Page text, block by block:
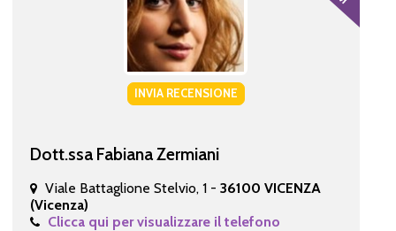
INVIA RECENSIONE
Dott.ssa Fabiana Zermiani
Viale Battaglione Stelvio, 1 - 36100 VICENZA
(Vicenza)
Clicca qui per visualizzare il telefono